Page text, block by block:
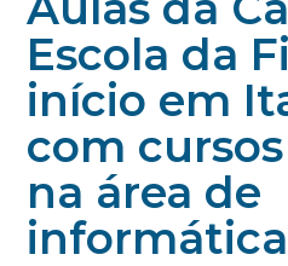
Escola da
início em
com
na área de
informática